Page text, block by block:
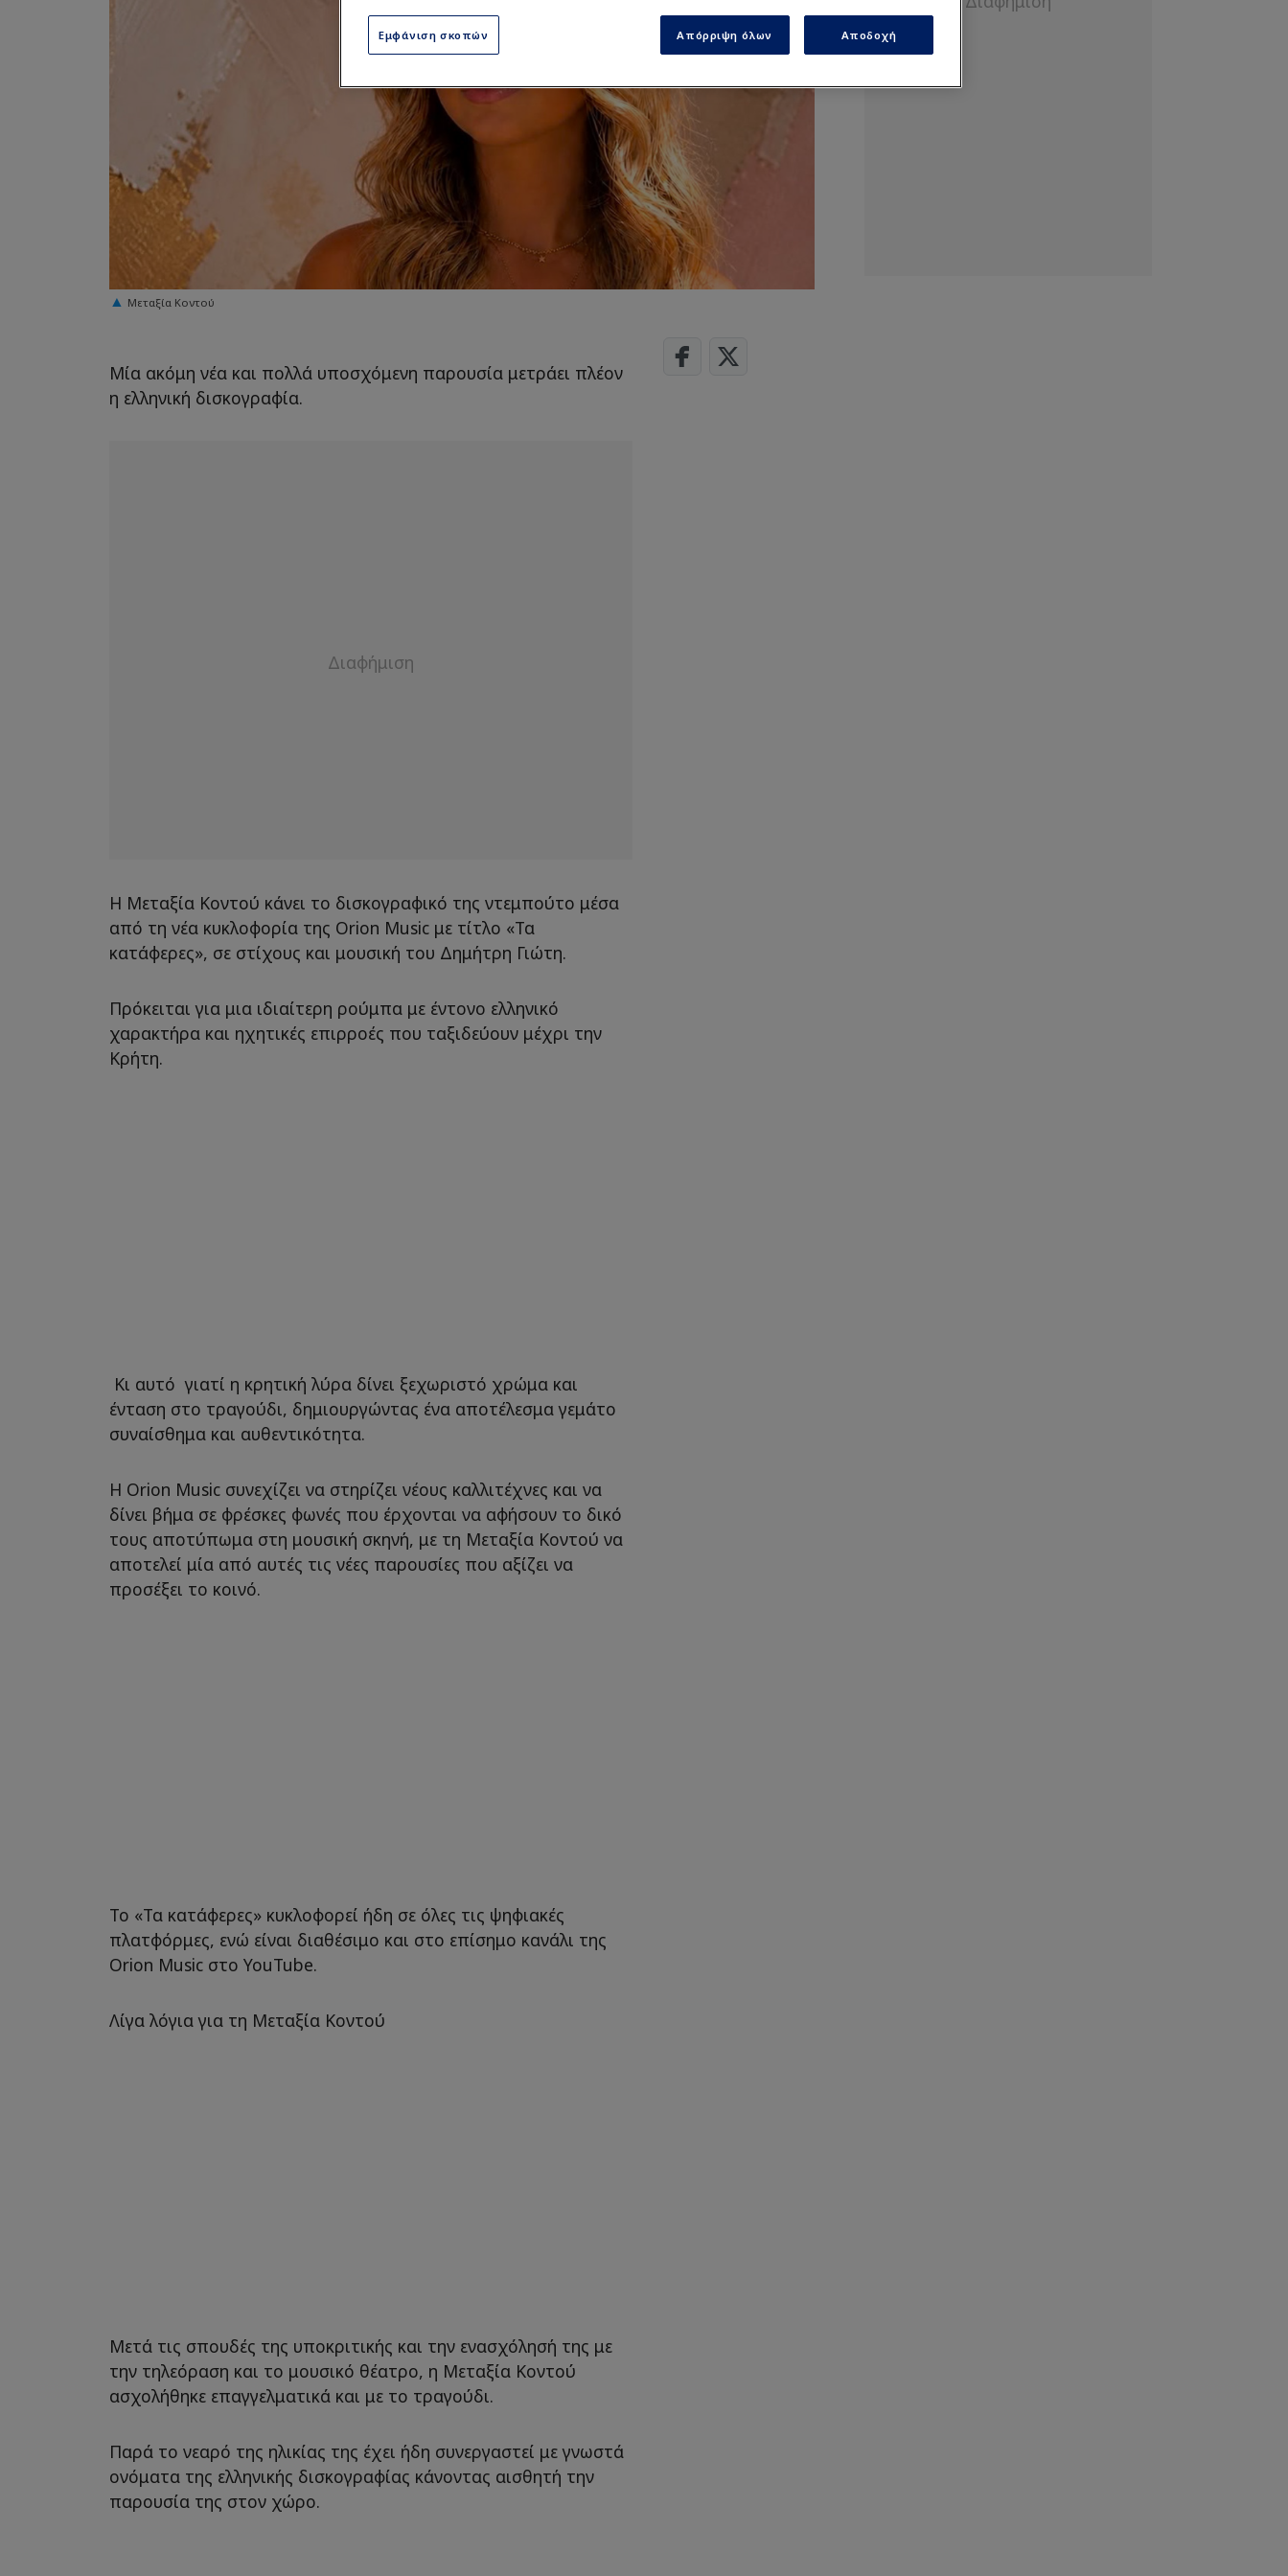
Μεταξία Κοντού
Μία ακόμη νέα και πολλά υποσχόμενη παρουσία μετράει πλέον
η ελληνική δισκογραφία.
Η Μεταξία Κοντού κάνει το δισκογραφικό της ντεμπούτο μέσα
από τη νέα κυκλοφορία της Orion Music με τίτλο «Τα
κατάφερες», σε στίχους και μουσική του Δημήτρη Γιώτη.
Πρόκειται για μια ιδιαίτερη ρούμπα με έντονο ελληνικό
χαρακτήρα και ηχητικές επιρροές που ταξιδεύουν μέχρι την
Κρήτη.
Kι αυτό γιατί η κρητική λύρα δίνει ξεχωριστό χρώμα και
ένταση στο τραγούδι, δημιουργώντας ένα αποτέλεσμα γεμάτο
συναίσθημα και αυθεντικότητα.
Η Orion Music συνεχίζει να στηρίζει νέους καλλιτέχνες και να
δίνει βήμα σε φρέσκες φωνές που έρχονται να αφήσουν το δικό
τους αποτύπωμα στη μουσική σκηνή, με τη Μεταξία Κοντού να
αποτελεί μία από αυτές τις νέες παρουσίες που αξίζει να
προσέξει το κοινό.
Το «Τα κατάφερες» κυκλοφορεί ήδη σε όλες τις ψηφιακές
πλατφόρμες, ενώ είναι διαθέσιμο και στο επίσημο κανάλι της
Orion Music στο YouTube.
Λίγα λόγια για τη Μεταξία Κοντού
Μετά τις σπουδές της υποκριτικής και την ενασχόλησή της με
την τηλεόραση και το μουσικό θέατρο, η Μεταξία Κοντού
ασχολήθηκε επαγγελματικά και με το τραγούδι.
Παρά το νεαρό της ηλικίας της έχει ήδη συνεργαστεί με γνωστά
ονόματα της ελληνικής δισκογραφίας κάνοντας αισθητή την
παρουσία της στον χώρο.
Εμφάνιση σκοπών Απόρριψη όλων Αποδοχή